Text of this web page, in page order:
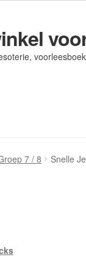
7 / 8 Snelle